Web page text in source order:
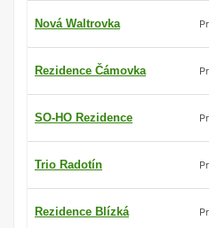
Nová Waltrovka
Rezidence Čámovka
SO-HO Rezidence
Trio Radotín
Rezidence Blízká